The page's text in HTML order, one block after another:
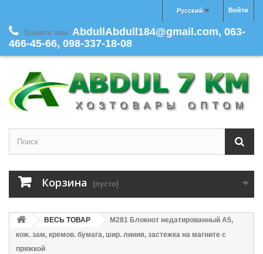
Войти
Русский
Звоните нам: AbdullAbdull184@gmail.com, 063-
466-45-66, 098-337-18-08
Корзина (пусто)
ВЕСЬ ТОВАР
M281 Блокнот недатированный А5,
кож. зам, кремов. бумага, шир. линия, застёжка на магните с
пряжкой